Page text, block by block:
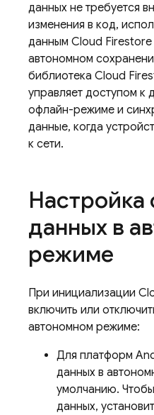
данных не требуется
изменения в код,
данным Cloud Firestore
автономном
библиотека Cloud
управляет доступом к
офлайн-режиме и
данные, когда
к сети.
Настройка
данных в
режиме
При инициализации
включить или
автономном режиме:
Для платформ
данных в
умолчанию.
данных,